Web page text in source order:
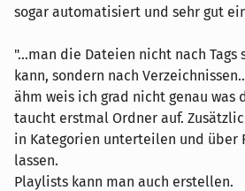
sogar automatisiert und sehr gut
"...man die Dateien nicht nach Tags
kann, sondern nach
ähm weis ich grad nicht genau was
taucht erstmal Ordner auf.
in Kategorien unterteilen und über
lassen.
Playlists kann man auch erstellen.